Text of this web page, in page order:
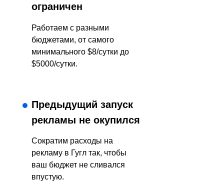
Предыдущий запуск
рекламы не окупился
ограничен
Сократим расходы на
рекламу в Гугл так, чтобы
ваш бюджет не сливался
впустую.
Работаем с разными
бюджетами, от самого
минимального $8/сутки до
$5000/сутки.